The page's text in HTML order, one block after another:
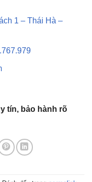
1 – Thái Hà –
tín, bảo hành rõ